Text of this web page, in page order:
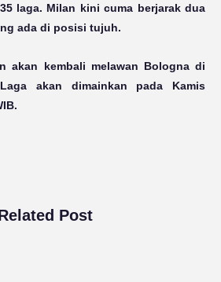
laga. Milan kini cuma berjarak dua
ada di posisi tujuh.
akan kembali melawan Bologna di
akan dimainkan pada Kamis
Post